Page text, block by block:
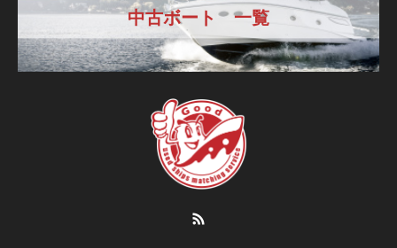
中古ボート 一覧